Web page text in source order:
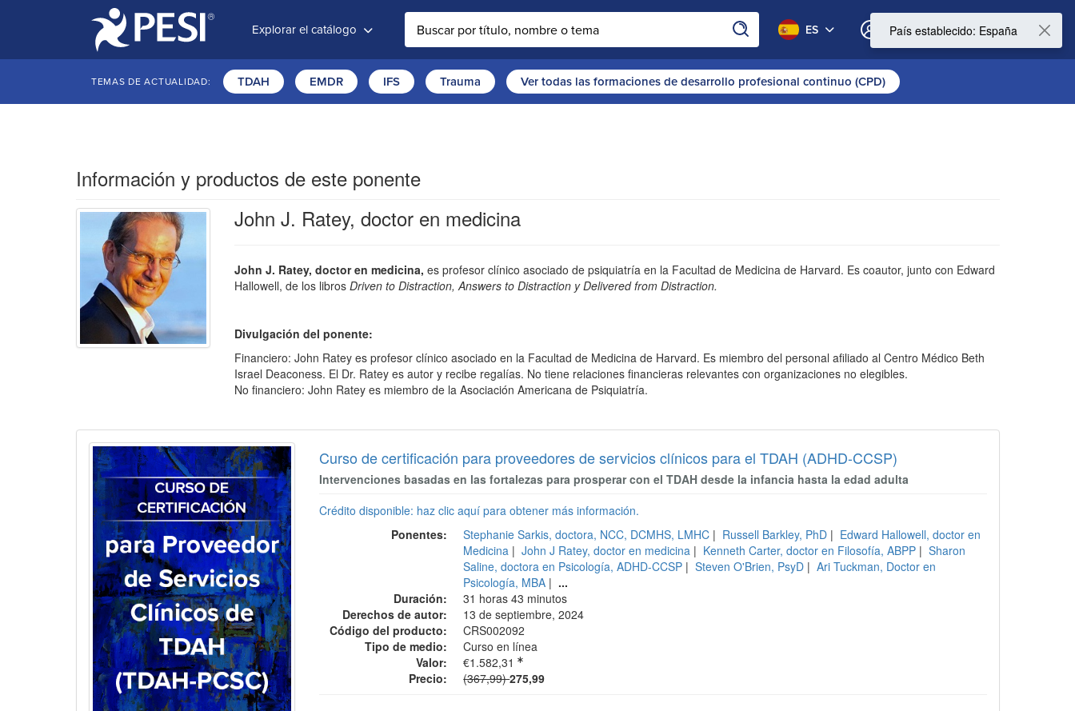
Explorar el catálogo Buscar en la web ES Mi cuenta
TEMAS DE ACTUALIDAD: TDAH EMDR IFS Trauma Ver todas las formaciones de desarrollo profesional continuo (CPD)
Información y productos de este ponente
John J. Ratey, doctor en medicina
John J. Ratey, doctor en medicina, es profesor clínico asociado de psiquiatría en la Facultad de Medicina de Harvard. Es coautor, junto con Edward
Hallowell, de los libros Driven to Distraction, Answers to Distraction y Delivered from Distraction.
Divulgación del ponente:
Financiero: John Ratey es profesor clínico asociado en la Facultad de Medicina de Harvard. Es miembro del personal afiliado al Centro Médico Beth
Israel Deaconess. El Dr. Ratey es autor y recibe regalías. No tiene relaciones financieras relevantes con organizaciones no elegibles.
No financiero: John Ratey es miembro de la Asociación Americana de Psiquiatría.
Productos 1 a 2 de un total de 2
Curso de certificación para proveedores de servicios clínicos para el TDAH (ADHD-CCSP)
Intervenciones basadas en las fortalezas para prosperar con el TDAH desde la infancia hasta la edad adulta
Crédito disponible: haz clic aquí para obtener más información.
Ponentes:
Stephanie Sarkis, doctora, NCC, DCMHS, LMHC | Russell Barkley, PhD | Edward Hallowell, doctor en
Medicina | John J Ratey, doctor en medicina | Kenneth Carter, doctor en Filosofía, ABPP | Sharon
Saline, doctora en Psicología, ADHD-CCSP | Steven O'Brien, PsyD | Ari Tuckman, Doctor en
Psicología, MBA | ...
Duración:
31 horas 43 minutos
Derechos de autor:
13 de septiembre, 2024
Código del producto:
CRS002092
Tipo de medio:
Curso en línea
Valor:
€1.582,31
Precio:
Precio normal:
(367,99)275,99